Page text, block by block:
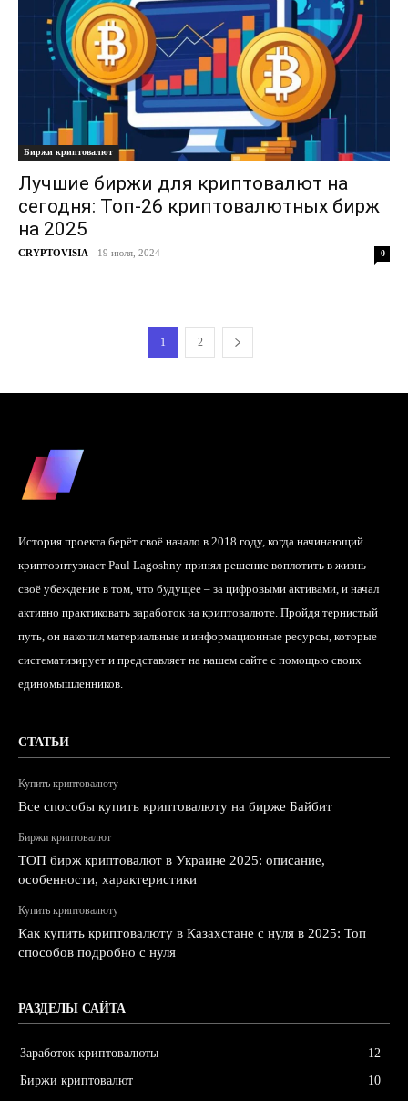
Биржи криптовалют
Лучшие биржи для криптовалют на
сегодня: Топ-26 криптовалютных бирж
на 2025
CRYPTOVISIA - 19 июля, 2024 0
1 2
История проекта берёт своё начало в 2018 году, когда начинающий
криптоэнтузиаст Paul Lagoshny принял решение воплотить в жизнь
своё убеждение в том, что будущее – за цифровыми активами, и начал
активно практиковать заработок на криптовалюте. Пройдя тернистый
путь, он накопил материальные и информационные ресурсы, которые
систематизирует и представляет на нашем сайте с помощью своих
единомышленников.
СТАТЬИ
Купить криптовалюту
Все способы купить криптовалюту на бирже Байбит
Биржи криптовалют
ТОП бирж криптовалют в Украине 2025: описание,
особенности, характеристики
Купить криптовалюту
Как купить криптовалюту в Казахстане с нуля в 2025: Топ
способов подробно с нуля
РАЗДЕЛЫ САЙТА
Заработок криптовалюты
12
Биржи криптовалют
10